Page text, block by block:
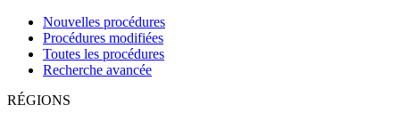
Nouvelles procédures
Procédures modifiées
Toutes les procédures
Recherche avancée
RÉGIONS